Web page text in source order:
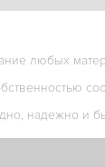
любых
надежно и